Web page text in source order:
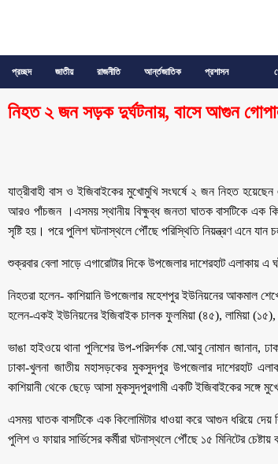
প্রচ্ছদ জাতীয় রাজনীতি আর্ন্তজাতিক প্রশাসন
নিহত ২ জন সড়ক দুর্ঘটনায়, বাসে আগুন
যাত্রীবাহী বাস ও ইজিবাইকের মুখোমুখি সংঘর্ষে ২ জন নিহত
আরও পাঁচজন ।এসময় স্থানীয় বিক্ষুব্ধ জনতা ঘাতক বাসটিকে এক
সৃষ্টি হয়। পরে পুলিশ ঘটনাস্থলে পৌঁছে পরিস্থিতি নিয়ন্ত্রণ এনে যান
শুক্রবার বেলা সাড়ে এগারোটার দিকে উপজেলার দাশেরহাট এলাকায়
নিহতরা হলেন- কাশিয়ানি উপজেলার মহেশপুর ইউনিয়নের আকমাল
হলেন-একই ইউনিয়নের ইজিবাইক চালক ফুলমিয়া (৪৫), লামিয়া
ভাঙা হাইওয়ে থানা পুলিশের উপ-পরিদর্শক মো.আবু নোমান জানান,
ঢাকা-খুলনা জাতীয় মহাসড়কের মুকসুদপুর উপজেলার দাশেরহাট
কাশিয়ানী থেকে ছেড়ে আসা মুকসুদপুরগামী একটি ইজিবাইকের সঙ্গে
এসময় ঘাতক বাসটিকে এক কিলোমিটার ধাওয়া করে আগুন ধরিয়ে
পুলিশ ও ফায়ার সার্ভিসের কর্মীরা ঘটনাস্থলে পৌঁছে ১৫ মিনিটের